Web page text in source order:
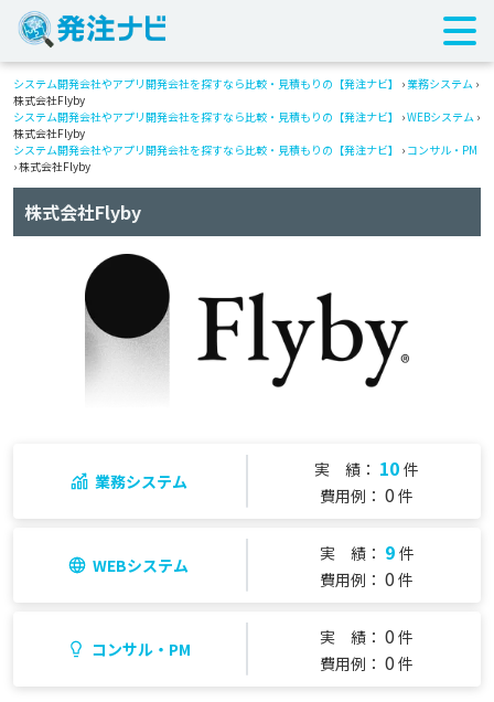
システム開発会社やアプリ開発会社を探すなら比較・見積もりの【発注ナビ】 › 業務システム ›
株式会社Flyby
システム開発会社やアプリ開発会社を探すなら比較・見積もりの【発注ナビ】
›WEBシステム ›
株式会社Flyby
システム開発会社やアプリ開発会社を探すなら比較・見積もりの【発注ナビ】
› コンサル・PM
› 株式会社Flyby
株式会社Flyby
業務システム
実 績： 10 件
費用例： 0 件
WEBシステム
実 績： 9 件
費用例： 0 件
コンサル・PM
実 績： 0 件
費用例： 0 件